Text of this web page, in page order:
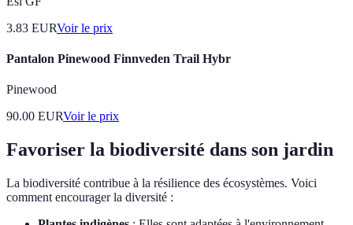
3.83 EURVoir le prix
Pantalon Pinewood Finnveden Trail Hybr
Pinewood
90.00 EURVoir le prix
Favoriser la biodiversité dans son jardin
La biodiversité contribue à la résilience des écosystèmes. Voici
comment encourager la diversité :